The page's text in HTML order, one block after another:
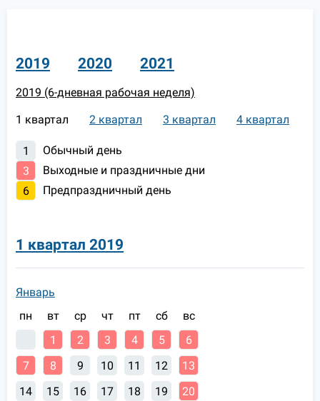
2019 2020 2021
2019 (6-дневная рабочая неделя)
1 квартал
2 квартал 3 квартал 4 квартал
1
Обычный день
3
Выходные и праздничные дни
6
Предпраздничный день
1 квартал 2019
Январь
пн
вт ср чт пт сб
вс
1
2 3 4 5
6
7
8 9 10 11 12
13
14
15 16 17 18 19
20